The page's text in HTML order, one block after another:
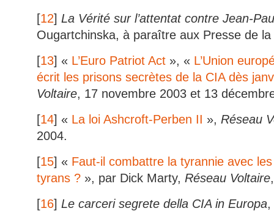
[12] La Vérité sur l’attentat contre Jean-
Ougartchinska, à paraître aux Presse de
[13] « L’Euro Patriot Act », « L’Union
écrit les prisons secrètes de la CIA dès
Voltaire, 17 novembre 2003 et 13
[14] « La loi Ashcroft-Perben II », Réseau
2004.
[15] « Faut-il combattre la tyrannie avec
tyrans ? », par Dick Marty, Réseau Voltaire
[16] Le carceri segrete della CIA in Europa,